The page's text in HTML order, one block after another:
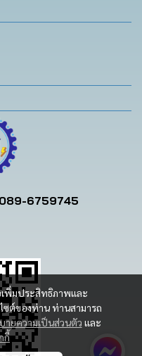
เพิ่มประสิทธิภาพและ
ซต์ของท่าน ท่านสามารถ
ายความเป็นส่วนตัว และ
กี้
6759745